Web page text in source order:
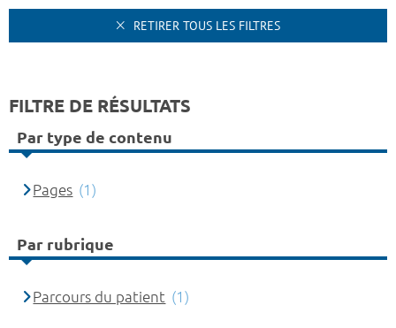
RETIRER TOUS LES FILTRES
FILTRE DE RÉSULTATS
Par type de contenu
Pages (1)
Par rubrique
Parcours du patient (1)